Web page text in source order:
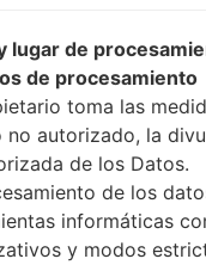
lugar de
de procesamiento
toma las
no autorizado, la
de los Datos.
de los
informáticas
y modos